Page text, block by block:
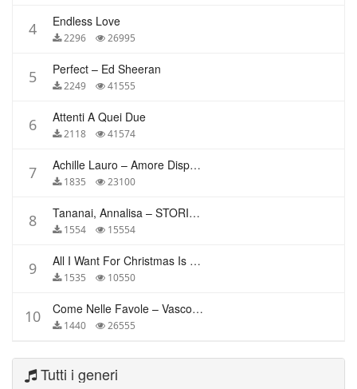
4 Endless Love
2296 26995
5 Perfect – Ed Sheeran
2249 41555
6 Attenti A Quei Due
2118 41574
7 Achille Lauro – Amore Disperato
1835 23100
8 Tananai, Annalisa – STORIE BREVI
1554 15554
9 All I Want For Christmas Is You – Mariah Carey
1535 10550
10 Come Nelle Favole – Vasco Rossi
1440 26555
Tutti i generi